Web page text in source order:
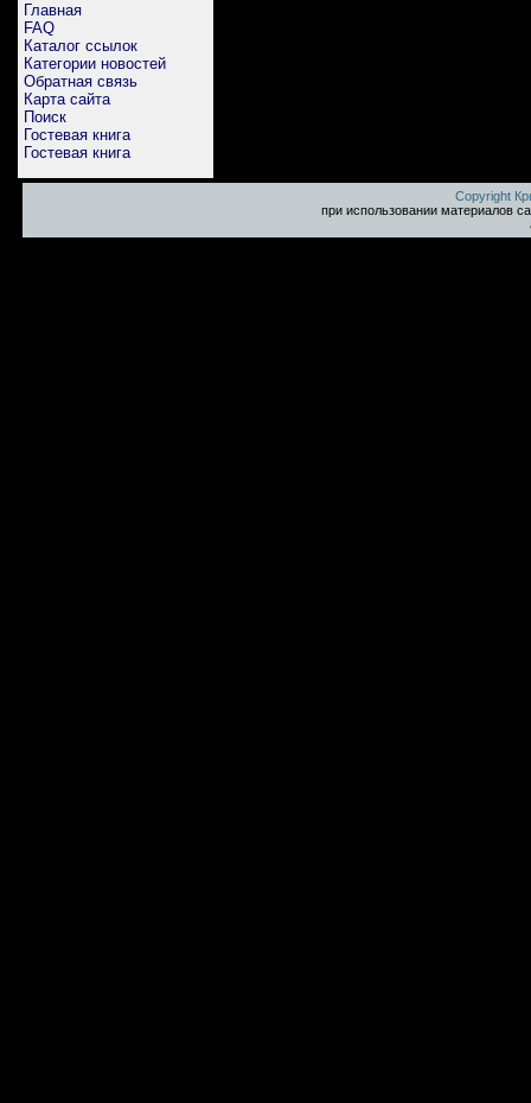
Главная
FAQ
Каталог ссылок
Категории новостей
Обратная связь
Карта сайта
Поиск
Гостевая книга
Гостевая книга
Copyright
при использовании материалов